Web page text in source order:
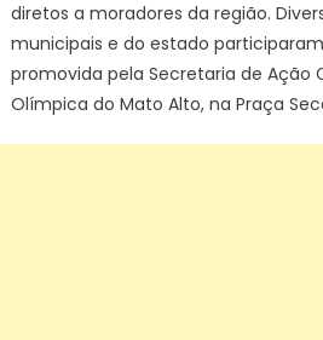
diretos a moradores da região.
municipais e do estado
promovida pela Secretaria de Ação
Olímpica do Mato Alto, na Praça